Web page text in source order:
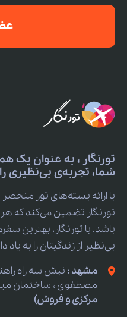
تورنگار ، به عنوان یک
شما، تجربه‌ی بی‌نظیری
با ارائه بسته‌های تور
تورنگار تضمین می‌کند که
باشد. با تورنگار، بهترین
بی‌نظیر از زندگیتان را به یاد
مشهد : نبش سه راه
مصطفوی ، ساختمان میلاد ،
مرکزی و فروش)